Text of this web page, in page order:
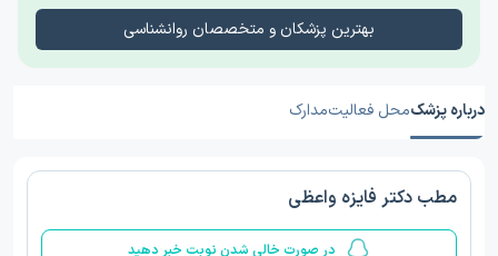
بهترین پزشکان و متخصصان روانشناسی
درباره پزشکمحل فعالیتمدارک
مطب دکتر فایزه واعظی
در صورت خالی شدن نوبت خبر دهید